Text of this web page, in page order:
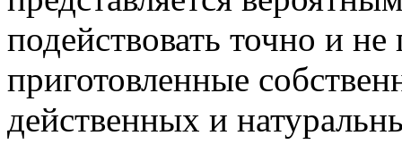
подействовать точно и
приготовленные
действенных и